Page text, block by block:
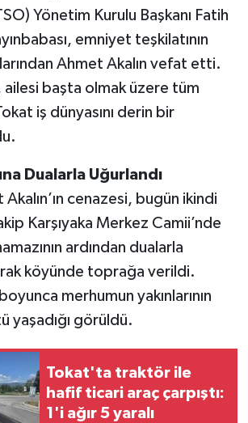
Yönetim Kurulu Başkanı Fatih
emniyet teşkilatının
Ahmet Akalın vefat etti.
ailesi başta olmak üzere tüm
iş dünyasını derin bir
Dualarla Uğurlandı
cenazesi, bugün ikindi
Karşıyaka Merkez Camii’nde
ardından dualarla
köyünde toprağa verildi.
merhumun yakınlarının
yaşadığı görüldü.
Tokat'ta traktör ile
hafif ticari araç çarpıştı:
1'i ağır 5 yaralı